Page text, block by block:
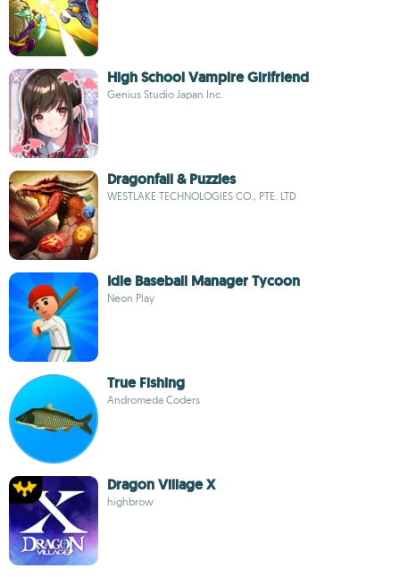
High School Vampire Girlfriend
Genius Studio Japan Inc.
Dragonfall & Puzzles
WESTLAKE TECHNOLOGIES CO., PTE. LTD
Idle Baseball Manager Tycoon
Neon Play
True Fishing
Andromeda Coders
Dragon Village X
highbrow